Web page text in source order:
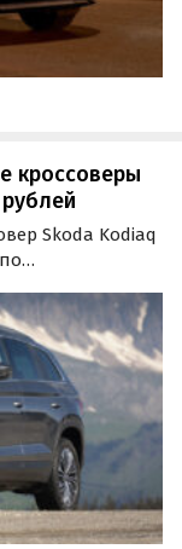
кроссоверы
Skoda Kodiaq
а цены на них
от 3 620